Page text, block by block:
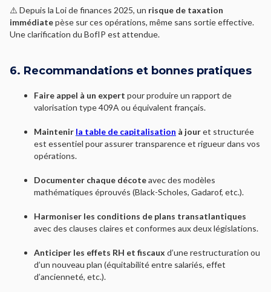
⚠️ Depuis la Loi de finances 2025, un risque de taxation
immédiatepèse sur ces opérations, même sans sortie effective.
Une clarification du BofIP est attendue.
6. Recommandations et bonnes pratiques
Faire appel à un expert pour produire un rapport de
valorisation type 409A ou équivalent français.
Maintenir la table de capitalisation à jouret structurée
est essentiel pour assurer transparence et rigueur dans vos
opérations.
Documenter chaque décoteavec des modèles
mathématiques éprouvés (Black-Scholes, Gadarof, etc.).
Harmoniser les conditions de plans transatlantiques
avec des clauses claires et conformes aux deux législations.
Anticiper les effets RH et fiscaux d’une restructuration ou
d’un nouveau plan (équitabilité entre salariés, effet
d’ancienneté, etc.).